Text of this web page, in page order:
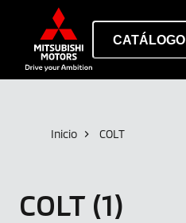
CATÁLOGO
Inicio COLT
COLT (1)